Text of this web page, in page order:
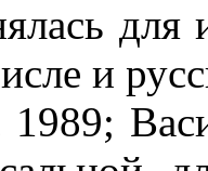
для
и
1989;